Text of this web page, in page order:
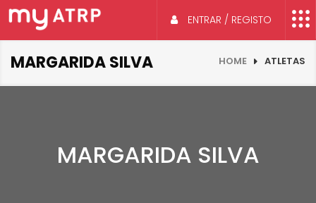
ENTRAR / REGISTO
MARGARIDA SILVA HOME ATLETAS
MARGARIDA SILVA